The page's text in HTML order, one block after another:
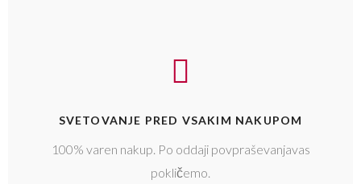
SVETOVANJE PRED VSAKIM NAKUPOM
100% varen nakup. Po oddaji povpraševanjavas
pokličemo.